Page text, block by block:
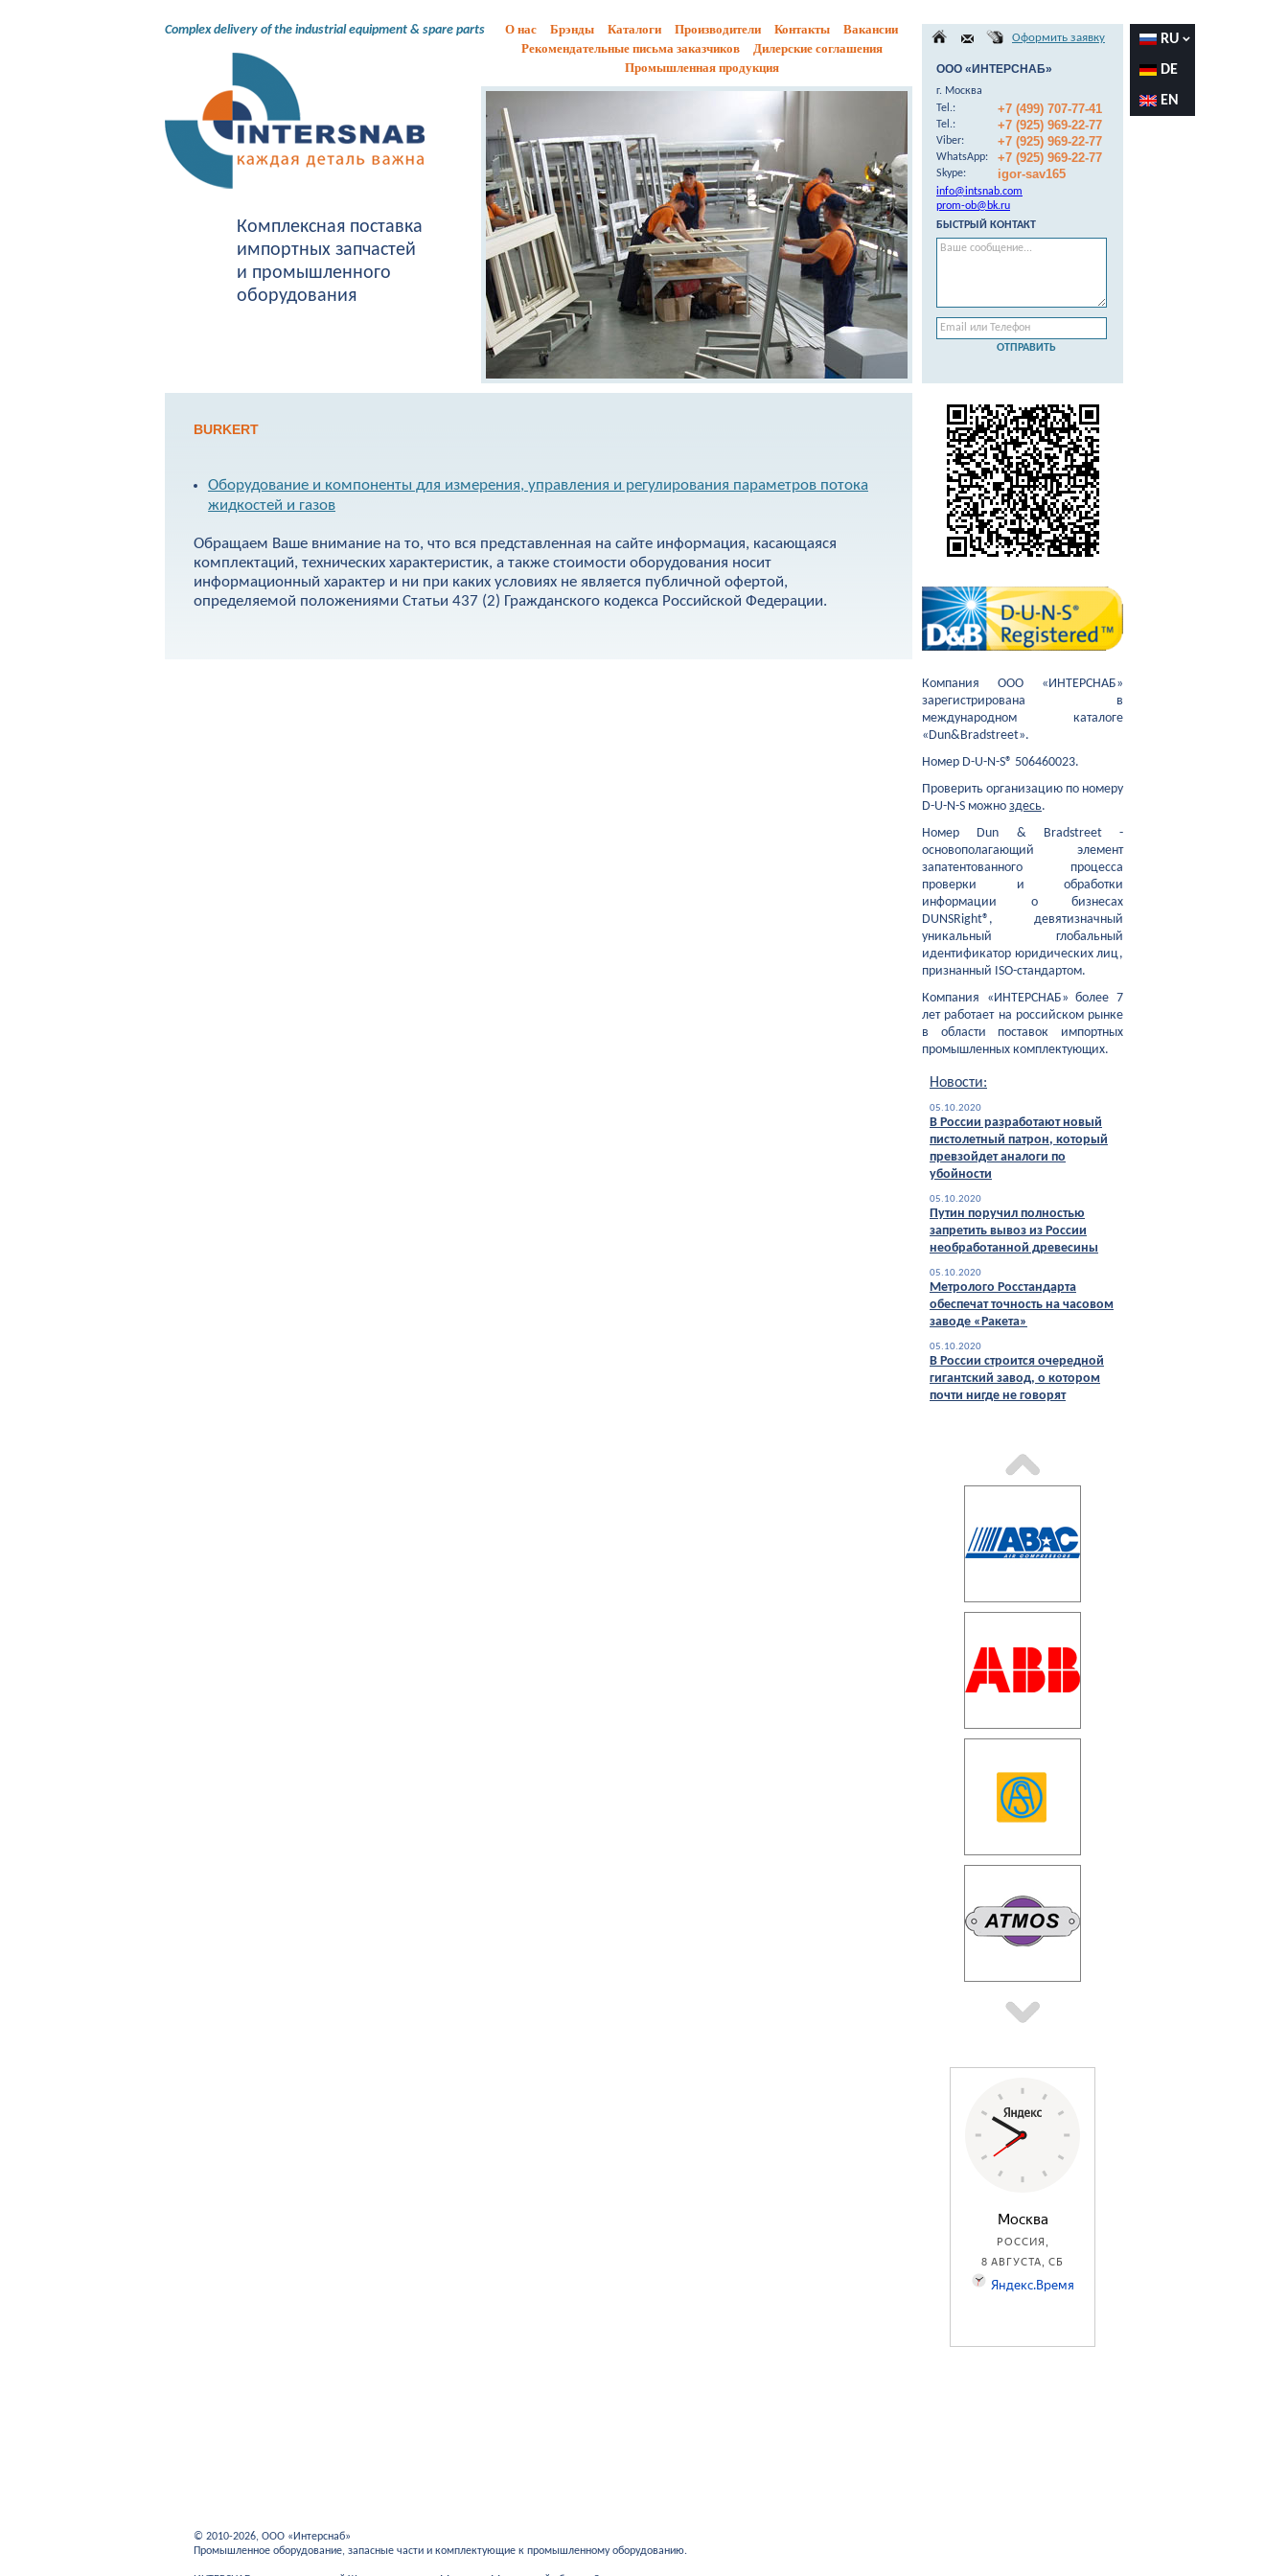
RU
DE
EN
Complex delivery of the industrial equipment & spare parts
Комплексная поставка
импортных запчастей
и промышленного
оборудования
Оформить заявку
ООО «ИНТЕРСНАБ»
г. Москва
Теl.:
+7 (499) 707-77-41
Теl.: +7 (925) 969-22-77
Viber: +7 (925) 969-22-77
WhatsApp: +7 (925) 969-22-77
Skype: igor-sav165
info@intsnab.com
prom-ob@bk.ru
БЫСТРЫЙ КОНТАКТ
ОТПРАВИТЬ
О нас Брэнды Каталоги Производители Контакты
Вакансии
Рекомендательные письма заказчиков
Дилерские соглашения
Промышленная продукция
BURKERT
Оборудование и компоненты для измерения, управления и регулирования параметров потока
жидкостей и газов
Обращаем Ваше внимание на то, что вся представленная на сайте информация, касающаяся
комплектаций, технических характеристик, а также стоимости оборудования носит
информационный характер и ни при каких условиях не является публичной офертой,
определяемой положениями Статьи 437 (2) Гражданского кодекса Российской Федерации.
Компания ООО «ИНТЕРСНАБ»
зарегистрирована в
международном каталоге
«Dun&Bradstreet».
Номер D-U-N-S® 506460023.
Проверить организацию по номеру
D-U-N-S можно здесь.
Номер Dun & Bradstreet -
основополагающий элемент
запатентованного процесса
проверки и обработки
информации о бизнесах
DUNSRight®, девятизначный
уникальный глобальный
идентификатор юридических лиц,
признанный ISO-стандартом.
Компания «ИНТЕРСНАБ» более 7
лет работает на российском рынке
в области поставок импортных
промышленных комплектующих.
Новости:
05.10.2020
В России разработают новый
пистолетный патрон, который
превзойдет аналоги по
убойности
05.10.2020
Путин поручил полностью
запретить вывоз из России
необработанной древесины
05.10.2020
Метролого Росстандарта
обеспечат точность на часовом
заводе «Ракета»
05.10.2020
В России строится очередной
гигантский завод, о котором
почти нигде не говорят
© 2010-2026, ООО «Интерснаб»
Промышленное оборудование, запасные части и комплектующие к промышленному оборудованию.